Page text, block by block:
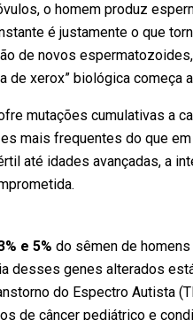
o homem produz
é justamente o que
de novos
de xerox” biológica começa
mutações cumulativas a
mais frequentes do que
até idades avançadas, a
e 5% do sêmen de
desses genes alterados
do Espectro Autista
de câncer pediátrico e